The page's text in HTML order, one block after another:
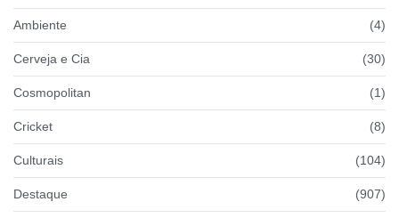
Ambiente (4)
Cerveja e Cia (30)
Cosmopolitan (1)
Cricket (8)
Culturais (104)
Destaque (907)